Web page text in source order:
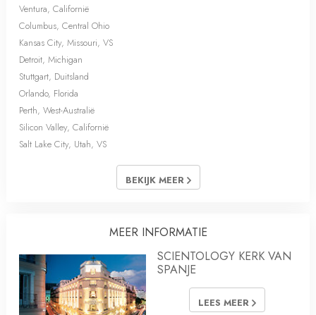
Ventura, Californië
Columbus, Central Ohio
Kansas City, Missouri, VS
Detroit, Michigan
Stuttgart, Duitsland
Orlando, Florida
Perth, West-Australië
Silicon Valley, Californië
Salt Lake City, Utah, VS
BEKIJK MEER
MEER INFORMATIE
SCIENTOLOGY KERK VAN
SPANJE
LEES MEER